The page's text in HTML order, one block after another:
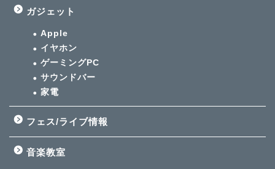
ガジェット
Apple
イヤホン
ゲーミングPC
サウンドバー
家電
フェス/ライブ情報
音楽教室